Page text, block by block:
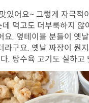
있어요~ 그렇게 자극적
먹고도 더부룩하지 않
요. 옆테이블 분들이 옛
라구요. 옛날 짜장이 뭔
. 탕수육 고기도 실하고